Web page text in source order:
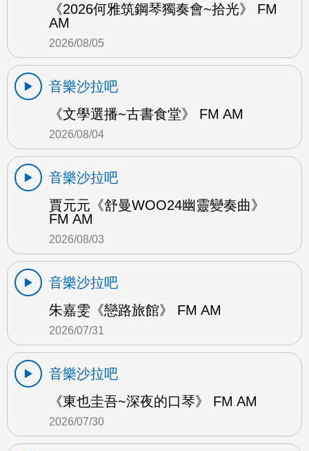
《2026何雅筑鋼琴獨奏會~拾光》 FM
AM
2026/08/05
音樂沙拉吧
《文學選播~古書食堂》 FM AM
2026/08/04
音樂沙拉吧
賈元元《舒曼WOO24幽靈變奏曲》
FM AM
2026/08/03
音樂沙拉吧
朱嘉雯《戀路旅館》 FM AM
2026/07/31
音樂沙拉吧
《東也圭吾~深夜的口琴》 FM AM
2026/07/30